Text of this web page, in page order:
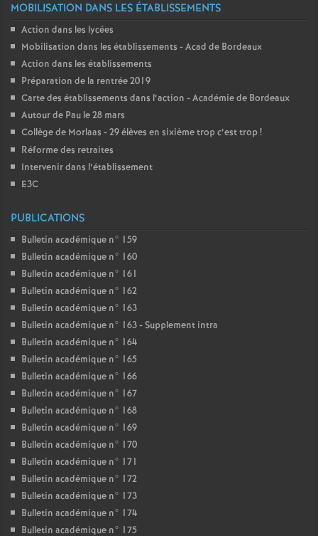
MOBILISATION DANS LES ÉTABLISSEMENTS
Action dans les lycées
Mobilisation dans les établissements - Acad de Bordeaux
Action dans les établissements
Préparation de la rentrée 2019
Carte des établissements dans l’action - Académie de Bordeaux
Autour de Pau le 28 mars
Collège de Morlaas - 29 élèves en sixième trop c’est trop!
Réforme des retraites
Intervenir dans l’établissement
E3C
PUBLICATIONS
Bulletin académique n° 159
Bulletin académique n° 160
Bulletin académique n° 161
Bulletin académique n° 162
Bulletin académique n° 163
Bulletin académique n° 163 - Supplement intra
Bulletin académique n° 164
Bulletin académique n° 165
Bulletin académique n° 166
Bulletin académique n° 167
Bulletin académique n° 168
Bulletin académique n° 169
Bulletin académique n° 170
Bulletin académique n° 171
Bulletin académique n° 172
Bulletin académique n° 173
Bulletin académique n° 174
Bulletin académique n° 175